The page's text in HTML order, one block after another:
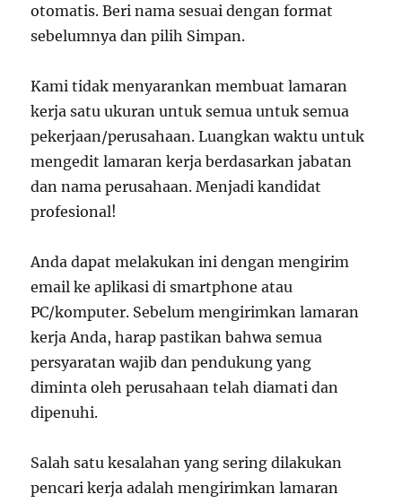
otomatis. Beri nama sesuai dengan format
sebelumnya dan pilih Simpan.
Kami tidak menyarankan membuat lamaran
kerja satu ukuran untuk semua untuk semua
pekerjaan/perusahaan. Luangkan waktu untuk
mengedit lamaran kerja berdasarkan jabatan
dan nama perusahaan. Menjadi kandidat
profesional!
Anda dapat melakukan ini dengan mengirim
email ke aplikasi di smartphone atau
PC/komputer. Sebelum mengirimkan lamaran
kerja Anda, harap pastikan bahwa semua
persyaratan wajib dan pendukung yang
diminta oleh perusahaan telah diamati dan
dipenuhi.
Salah satu kesalahan yang sering dilakukan
pencari kerja adalah mengirimkan lamaran